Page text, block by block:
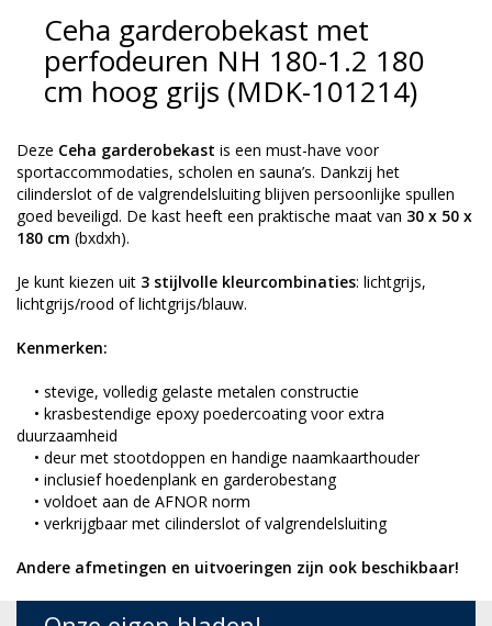
Ceha garderobekast met
perfodeuren NH 180-1.2 180
cm hoog grijs (MDK-101214)
Deze Ceha garderobekast is een must-have voor
sportaccommodaties, scholen en sauna’s. Dankzij het
cilinderslot of de valgrendelsluiting blijven persoonlijke spullen
goed beveiligd. De kast heeft een praktische maat van 30 x 50 x
180 cm (bxdxh).
Je kunt kiezen uit 3 stijlvolle kleurcombinaties: lichtgrijs,
lichtgrijs/rood of lichtgrijs/blauw.
Kenmerken:
• stevige, volledig gelaste metalen constructie
• krasbestendige epoxy poedercoating voor extra
duurzaamheid
• deur met stootdoppen en handige naamkaarthouder
• inclusief hoedenplank en garderobestang
• voldoet aan de AFNOR norm
• verkrijgbaar met cilinderslot of valgrendelsluiting
Andere afmetingen en uitvoeringen zijn ook beschikbaar!